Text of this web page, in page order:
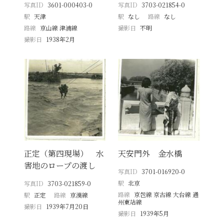
写真ID 3601-000403-0
駅 天津
路線 京山線 津浦線
撮影日
1938年2月
写真ID 3703-021854-0
駅 なし 路線 なし
撮影日 不明
正定（第四現場） 水
害地のロープの渡し
写真ID 3703-021859-0
駅 正定 路線 京漢線
撮影日
1939年7月20日
天安門外 金水橋
写真ID 3701-016920-0
駅 北京
路線 京包線 京古線 大台線 通
州東站線
撮影日
1939年5月